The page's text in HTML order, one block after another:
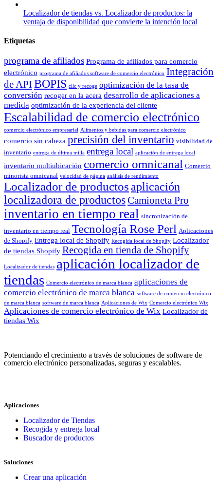
Localizador de tiendas vs. Localizador de productos: la
ventaja de disponibilidad que convierte la intención local
Etiquetas
programa de afiliados Programa de afiliados para comercio
electrónico programa de afiliados software de comercio electrónico Integración
de APIBOPIS clic y recoge optimización de la tasa de
conversión recoger en la acera desarrollo de aplicaciones a
medida optimización de la experiencia del cliente
Escalabilidad de comercio electrónico
comercio electrónico empresarial Alimentos y bebidas para comercio electrónico
comercio sin cabeza precisión del inventario visibilidad de
inventario entrega de última milla entrega local aplicación de entrega local
inventario multiubicación comercio omnicanal Comercio
minorista omnicanal velocidad de página análisis de rendimiento
Localizador de productosaplicación
localizadora de productosCamioneta Pro
inventario en tiempo real sincronización de
inventario en tiempo real Tecnología Rose Perl Aplicaciones
de Shopify Entrega local de Shopify Recogida local de Shopify Localizador
de tiendas Shopify Recogida en tienda de Shopify
Localizador de tiendas aplicación localizador de
tiendas Comercio electrónico de marca blanca aplicaciones de
comercio electrónico de marca blanca software de comercio electrónico
de marca blanca software de marca blanca Aplicaciones de Wix Comercio electrónico Wix
Aplicaciones de comercio electrónico de Wix Localizador de
tiendas Wix
Potenciando el crecimiento a través de soluciones de software de
comercio electrónico personalizadas, seguras y escalables.
Aplicaciones
Localizador de Tiendas
Recogida y entrega local
Buscador de productos
Soluciones
Crear una aplicación